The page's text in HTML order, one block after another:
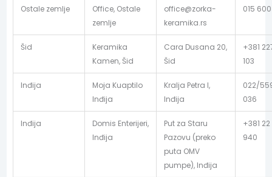
Ostale zemlje
Office, Ostale
zemlje
office@zorka-
keramika.rs
015
Šid
Keramika
Kamen, Šid
Cara Dusana 20,
Šid
+381
103
Inđija
Moja Kuaptilo
Inđija
Kralja Petra I,
Inđija
022/
036
Inđija
Domis Enterijeri,
Inđija
Put za Staru
Pazovu (preko
puta OMV
pumpe), Inđija
+381
940